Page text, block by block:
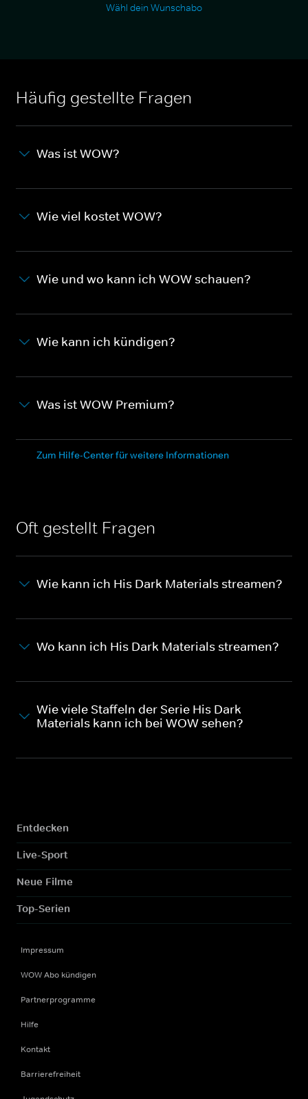
Wähl dein Wunschabo
Häufig gestellte Fragen
Was ist WOW?
Wie viel kostet WOW?
Wie und wo kann ich WOW schauen?
Wie kann ich kündigen?
Was ist WOW Premium?
Zum Hilfe-Center für weitere Informationen
Oft gestellt Fragen
Wie kann ich His Dark Materials streamen?
Wo kann ich His Dark Materials streamen?
Wie viele Staffeln der Serie His Dark
Materials kann ich bei WOW sehen?
Entdecken
Live-Sport
Neue Filme
Top-Serien
Impressum
WOW Abo kündigen
Partnerprogramme
Hilfe
Kontakt
Barrierefreiheit